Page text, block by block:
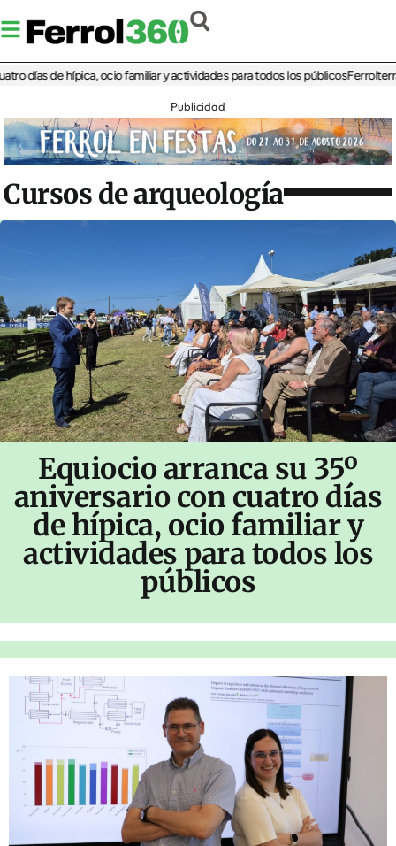
de hípica, ocio familiar y actividades para todos los públicosFerrolterra
Publicidad
Cursos de arqueología
Equiocio arranca su 35º
aniversario con cuatro días
de hípica, ocio familiar y
actividades para todos los
públicos